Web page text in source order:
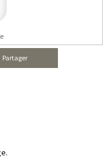
Partager